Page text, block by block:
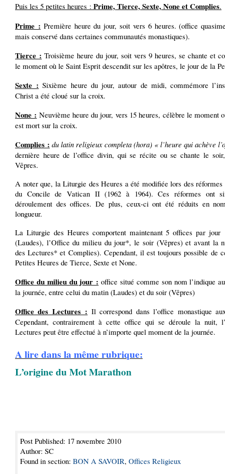
Puis les 5 petites heures : Prime, Tierce, Sexte, None et Complies.
Prime : Première heure du jour, soit vers 6 heures. (office
mais conservé dans certaines communautés monastiques).
Tierce : Troisième heure du jour, soit vers 9 heures, se chante et
le moment où le Saint Esprit descendit sur les apôtres, le jour de la
Sexte : Sixième heure du jour, autour de midi, commémore
Christ a été cloué sur la croix.
None : Neuvième heure du jour, vers 15 heures, célèbre le moment
est mort sur la croix.
Complies : du latin religieux completa (hora) « l’heure qui achève
dernière heure de l’office divin, qui se récite ou se chante le
Vêpres.
A noter que, la Liturgie des Heures a été modifiée lors des
du Concile de Vatican II (1962 à 1964). Ces réformes ont
déroulement des offices. De plus, ceux-ci ont été réduits en
longueur.
La Liturgie des Heures comportent maintenant 5 offices par
(Laudes), l’Office du milieu du jour*, le soir (Vêpres) et avant la
des Lectures* et Complies). Cependant, il est toujours possible de
Petites Heures de Tierce, Sexte et None.
Office du milieu du jour : office situé comme son nom l’indique
la journée, entre celui du matin (Laudes) et du soir (Vêpres)
Office des Lectures : Il correspond dans l’office monastique
Cependant, contrairement à cette office qui se déroule la nuit,
Lectures peut être effectué à n’importe quel moment de la journée.
A lire dans la même rubrique:
L’origine du Mot Marathon
Post Published: 17 novembre 2010
Author: SC
Found in section: BON A SAVOIR, Offices Religieux